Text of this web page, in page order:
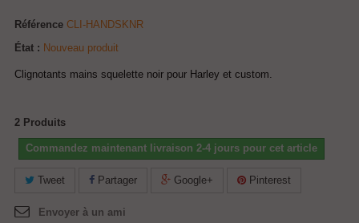
Référence CLI-HANDSKNR
État : Nouveau produit
Clignotants mains squelette noir pour Harley et custom.
2 Produits
Commandez maintenant livraison 2-4 jours pour cet article
Tweet Partager Google+ Pinterest
Envoyer à un ami